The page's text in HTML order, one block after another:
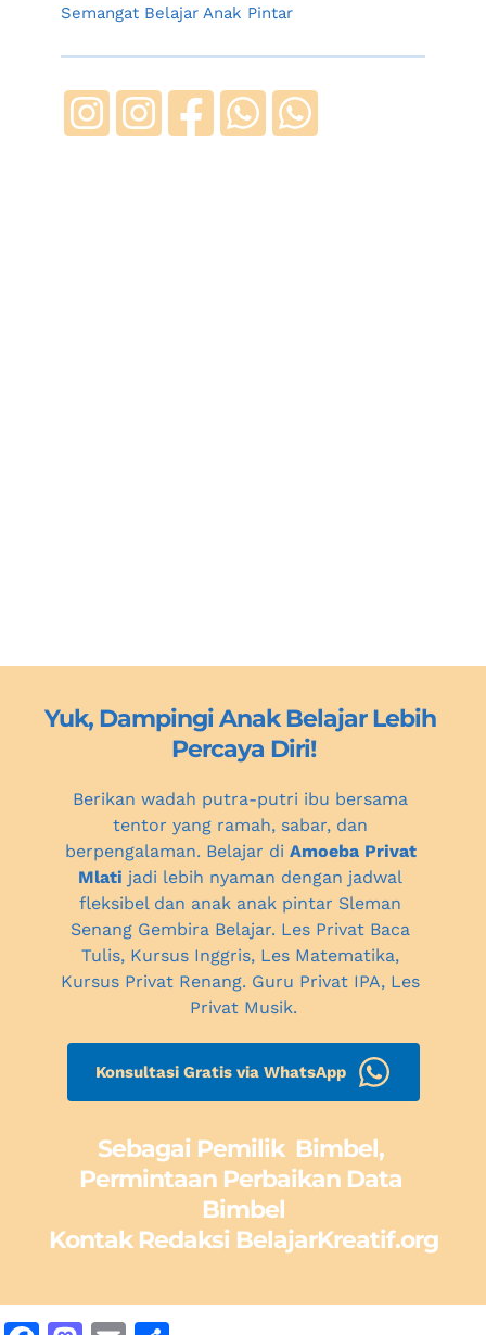
Semangat Belajar Anak Pintar
Yuk, Dampingi Anak Belajar Lebih
Percaya Diri!
Berikan wadah putra-putri ibu bersama
tentor yang ramah, sabar, dan
berpengalaman. Belajar di Amoeba Privat
Mlati jadi lebih nyaman dengan jadwal
fleksibel dan anak anak pintar Sleman
Senang Gembira Belajar. Les Privat Baca
Tulis, Kursus Inggris, Les Matematika,
Kursus Privat Renang. Guru Privat IPA, Les
Privat Musik.
Konsultasi Gratis via WhatsApp
Sebagai Pemilik  Bimbel,
Permintaan Perbaikan Data
Bimbel
Kontak Redaksi BelajarKreatif.org